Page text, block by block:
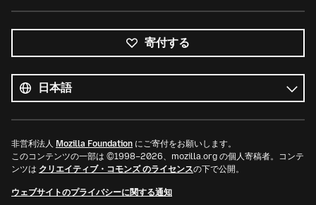
寄付する
べ
て
の
言
言
語
非営利法人 Mozilla Foundation にご寄付をお願いします。
このコンテンツの一部は ©1998–2026、mozilla.org の個人寄稿者。コンテ
ンツは クリエイティブ・コモンズ のライセンスの下で公開。
ウェブサイトのプライバシーに関する通知